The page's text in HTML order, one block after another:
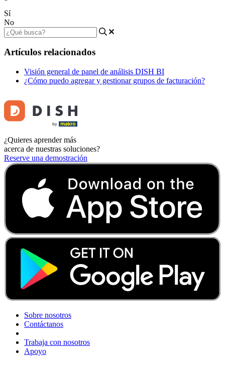
Sí
No
Artículos relacionados
Visión general de panel de análisis DISH BI
¿Cómo puedo agregar y gestionar grupos de facturación?
¿Quieres aprender más
acerca de nuestras soluciones?
Reserve una demostración
Sobre nosotros
Contáctanos
Trabaja con nosotros
Apoyo